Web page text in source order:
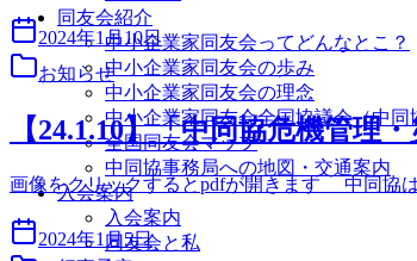
同友会紹介
中小企業家同友会ってどんなとこ？
中小企業家同友会の歩み
中小企業家同友会の理念
中小企業家同友会全国協議会（中同
全国同友会マップ
中同協事務局への地図・交通案内
入会案内
入会案内
同友会と私
2024年1月10日
お知らせ
【24.1.10】「中同協危機管理
画像をクリックするとpdfが開きます 中同協
2024年1月5日